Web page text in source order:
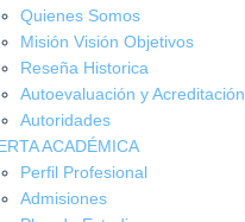
Quienes Somos
Misión Visión Objetivos
Reseña Historica
Autoevaluación y Acreditación
Autoridades
ACADÉMICA
Perfil Profesional
Admisiones